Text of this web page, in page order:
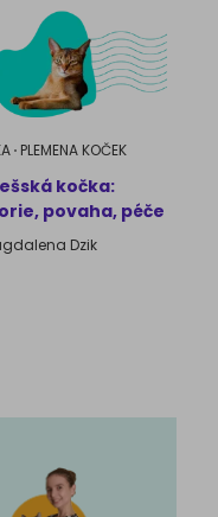
PLEMENA KOČEK
kočka:
povaha, péče
Dzik